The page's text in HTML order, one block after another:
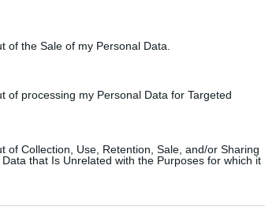
of the Sale of my Personal Data.
of processing my Personal Data for Targeted
of Collection, Use, Retention, Sale, and/or Sharing
that Is Unrelated with the Purposes for which it